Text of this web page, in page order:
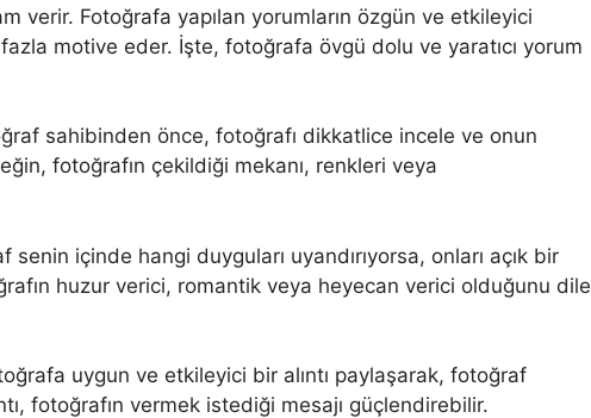
verir. Fotoğrafa yapılan yorumların özgün ve etkileyici
motive eder. İşte, fotoğrafa övgü dolu ve yaratıcı yorum
sahibinden önce, fotoğrafı dikkatlice incele ve onun
fotoğrafın çekildiği mekanı, renkleri veya
senin içinde hangi duyguları uyandırıyorsa, onları açık bir
huzur verici, romantik veya heyecan verici olduğunu dile
uygun ve etkileyici bir alıntı paylaşarak, fotoğraf
fotoğrafın vermek istediği mesajı güçlendirebilir.